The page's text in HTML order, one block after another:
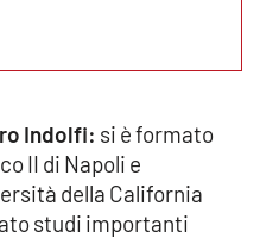
Indolfi: si è formato
II di Napoli e
della California
studi importanti